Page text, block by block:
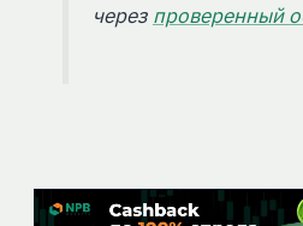
через проверенный